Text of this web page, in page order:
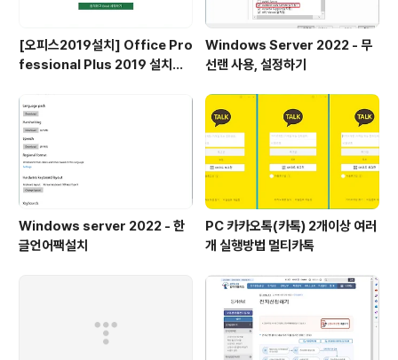
[오피스2019설치] Office Pro
fessional Plus 2019 설치하
Windows Server 2022 - 무
선랜 사용, 설정하기
Windows server 2022 - 한
글언어팩설치
PC 카카오톡(카톡) 2개이상 여러
개 실행방법 멀티카톡